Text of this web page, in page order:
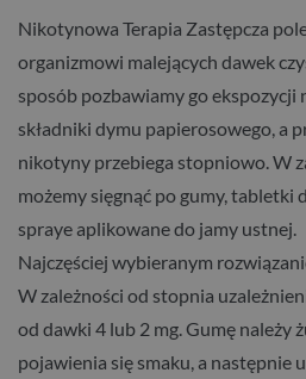
Nikotynowa Terapia Zastępcza
organizmowi malejących dawek
sposób pozbawiamy go ekspozycji
składniki dymu papierosowego, a
nikotyny przebiega stopniowo. W
możemy sięgnąć po gumy, tabletki
spraye aplikowane do jamy ustnej.
Najczęściej wybieranym
W zależności od stopnia
od dawki 4 lub 2 mg. Gumę należy
pojawienia się smaku, a następnie